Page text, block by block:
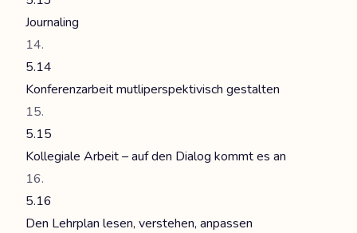
Journaling
5.14
Konferenzarbeit mutliperspektivisch gestalten
5.15
Kollegiale Arbeit – auf den Dialog kommt es an
5.16
Den Lehrplan lesen, verstehen, anpassen